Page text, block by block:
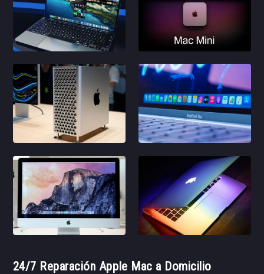
24/7 Reparación Apple Mac a Domicilio